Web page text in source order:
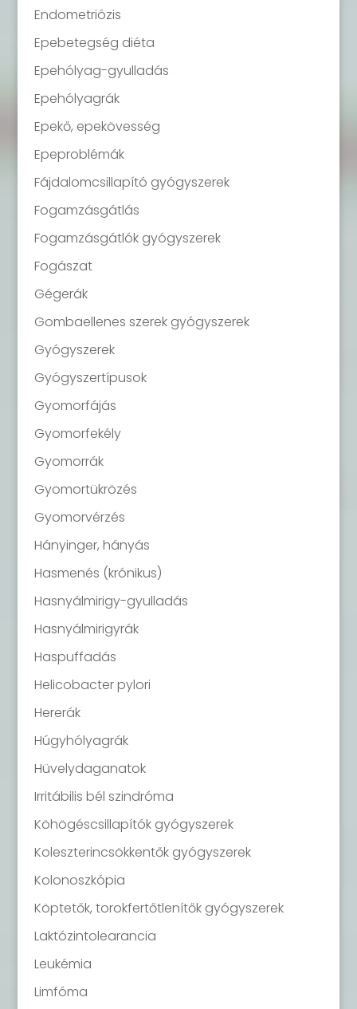
Endometriózis
Epebetegség diéta
Epehólyag-gyulladás
Epehólyagrák
Epekő, epekövesség
Epeproblémák
Fájdalomcsillapító gyógyszerek
Fogamzásgátlás
Fogamzásgátlók gyógyszerek
Fogászat
Gégerák
Gombaellenes szerek gyógyszerek
Gyógyszerek
Gyógyszertípusok
Gyomorfájás
Gyomorfekély
Gyomorrák
Gyomortükrözés
Gyomorvérzés
Hányinger, hányás
Hasmenés (krónikus)
Hasnyálmirigy-gyulladás
Hasnyálmirigyrák
Haspuffadás
Helicobacter pylori
Hererák
Húgyhólyagrák
Hüvelydaganatok
Irritábilis bél szindróma
Köhögéscsillapítók gyógyszerek
Koleszterincsökkentők gyógyszerek
Kolonoszkópia
Köptetők, torokfertőtlenítők gyógyszerek
Laktózintolearancia
Leukémia
Limfóma